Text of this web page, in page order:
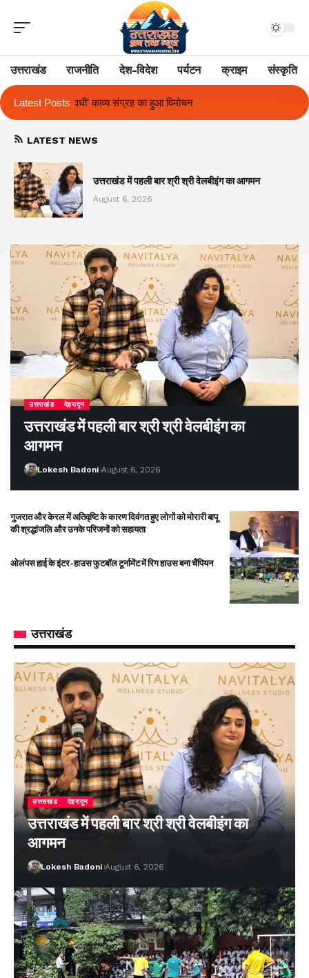
उत्तराखंड राजनीति देश-विदेश पर्यटन क्राइम संस्कृति
Latest Posts उत्तराखंड में पहली बार श्री श्री वेलबीइंग का आगमन
LATEST NEWS
उत्तराखंड में पहली बार श्री श्री वेलबीइंग का आगमन
August 6, 2026
उत्तराखंड देहरादून
उत्तराखंड में पहली बार श्री श्री वेलबीइंग का
आगमन
Lokesh Badoni August 6, 2026
गुजरात और केरल में अतिवृष्टि के कारण दिवंगत हुए लोगों को मोरारी बापू
की श्रद्धांजलि और उनके परिजनों को सहायता
ओलंपस हाई के इंटर-हाउस फुटबॉल टूर्नामेंट में रिग हाउस बना चैंपियन
उत्तराखंड
उत्तराखंड देहरादून
उत्तराखंड में पहली बार श्री श्री वेलबीइंग का
आगमन
Lokesh Badoni August 6, 2026